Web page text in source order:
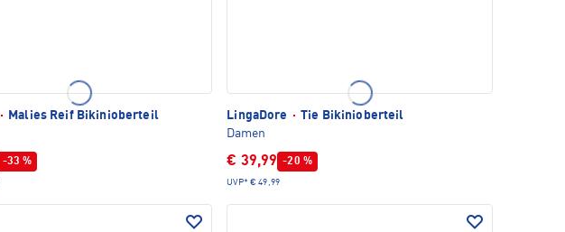
·
Malies Reif Bikinioberteil
-33 %
LingaDore · Tie Bikinioberteil
Damen
€ 39,99 -20 %
UVP* € 49,99